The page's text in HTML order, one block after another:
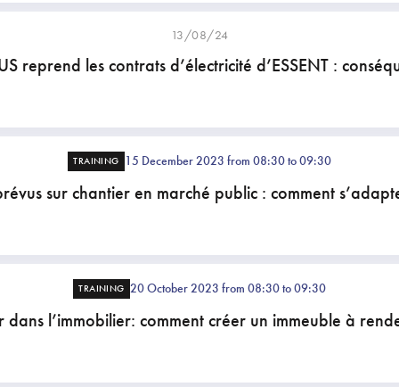
13/08/24
reprend les contrats d’électricité d’ESSENT :
TRAINING 15 December 2023 from 08:30 to 09:30
sur chantier en marché public : comment
TRAINING 20 October 2023 from 08:30 to 09:30
dans l’immobilier: comment créer un immeuble à